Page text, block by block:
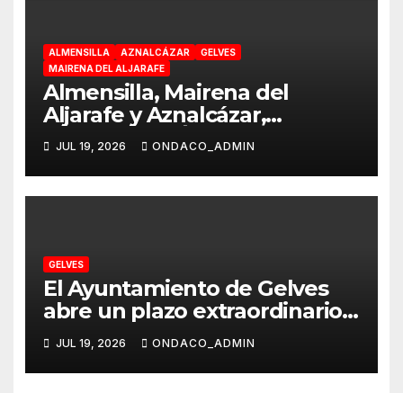
ALMENSILLA AZNALCÁZAR
GELVES
MAIRENA DEL ALJARAFE
Almensilla, Mairena del
Aljarafe y Aznalcázar,
declaradas «Área en Alerta»
por Virus del Nilo Occidental
JUL 19, 2026 ONDACO_ADMIN
GELVES
El Ayuntamiento de Gelves
abre un plazo extraordinario
de inscripciones para el Aula
de Conciliación Municipal de
Verano 2026
JUL 19, 2026 ONDACO_ADMIN